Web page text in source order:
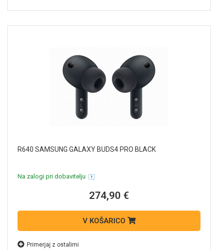
R640 SAMSUNG GALAXY BUDS4 PRO BLACK
Na zalogi pri dobavitelju
274,90 €
V KOŠARICO
Primerjaj z ostalimi